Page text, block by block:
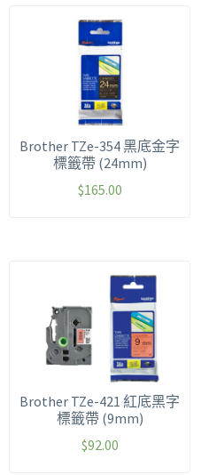
Brother TZe-354 黑底金字
標籤帶 (24mm)
$165.00
Brother TZe-421 紅底黑字
標籤帶 (9mm)
$92.00